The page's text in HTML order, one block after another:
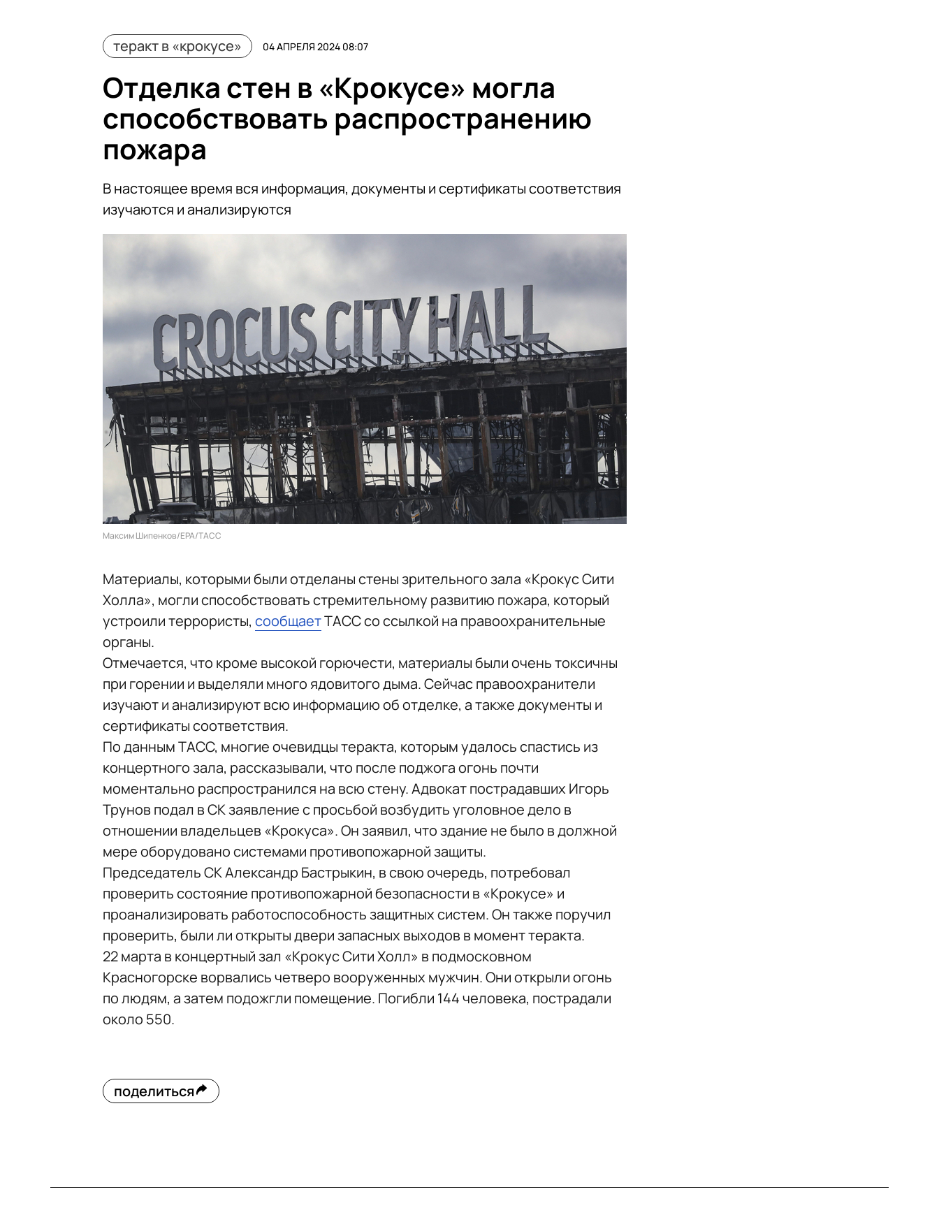
теракт в «крокусе» 04 АПРЕЛЯ 2024 08:07
Отделка стен в «Крокусе» могла
способствовать распространению
пожара
В настоящее время вся информация, документы и сертификаты соответствия
изучаются и анализируются
Максим Шипенков/EPA/ТАСС
Материалы, которыми были отделаны стены зрительного зала «Крокус Сити
Холла», могли способствовать стремительному развитию пожара, который
устроили террористы, сообщаетТАСС со ссылкой на правоохранительные
органы.
Отмечается, что кроме высокой горючести, материалы были очень токсичны
при горении и выделяли много ядовитого дыма. Сейчас правоохранители
изучают и анализируют всю информацию об отделке, а также документы и
сертификаты соответствия.
По данным ТАСС, многие очевидцы теракта, которым удалось спастись из
концертного зала, рассказывали, что после поджога огонь почти
моментально распространился на всю стену. Адвокат пострадавших Игорь
Трунов подал в СК заявление с просьбой возбудить уголовное дело в
отношении владельцев «Крокуса». Он заявил, что здание не было в должной
мере оборудовано системами противопожарной защиты.
Председатель СК Александр Бастрыкин, в свою очередь, потребовал
проверить состояние противопожарной безопасности в «Крокусе» и
проанализировать работоспособность защитных систем. Он также поручил
проверить, были ли открыты двери запасных выходов в момент теракта.
22 марта в концертный зал «Крокус Сити Холл» в подмосковном
Красногорске ворвались четверо вооруженных мужчин. Они открыли огонь
по людям, а затем подожгли помещение. Погибли 144 человека, пострадали
около 550.
поделиться